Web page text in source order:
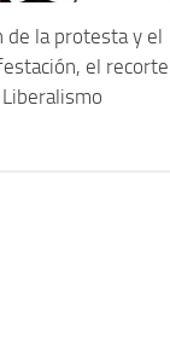
de la protesta y el
el recorte